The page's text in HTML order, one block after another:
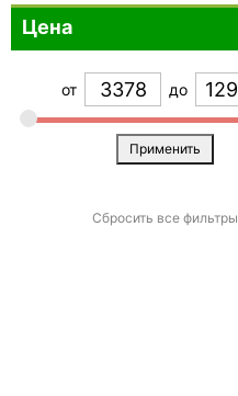
Фиолетовый
Коричневый
Голубой
Бежевый
Цена
от до
Применить
Сбросить все фильтры